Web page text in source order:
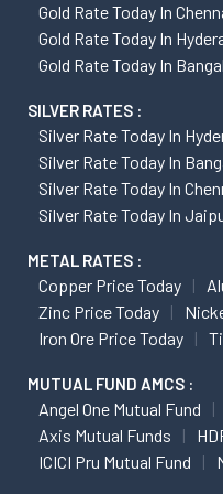
Gold Rate Today In
Gold Rate Today In
Gold Rate Today In
SILVER RATES :
Silver Rate Today In
Silver Rate Today In
Silver Rate Today In
Silver Rate Today In
METAL RATES :
Copper Price Today
Zinc Price Today
Iron Ore Price Today
MUTUAL FUND AMCS :
Angel One Mutual Fund
Axis Mutual Funds
ICICI Pru Mutual Fund